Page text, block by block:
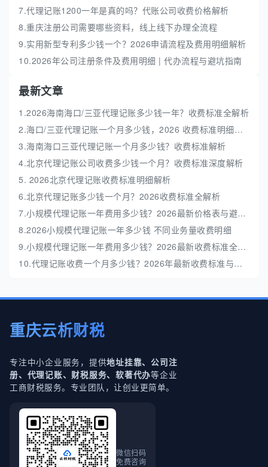
7.代理记账1200一年是真的吗？代账公司收费价格解析
8.重庆注册公司需要哪些资料，线上线下办理全流程
9.实用新型专利多少钱一个？2026申请流程及费用明细解析
10.2026年公司注册条件及费用明细 | 代办流程与避坑指南
最新文章
1.2026海南海口/三亚代理记账多少钱一年？收费标准全解析
2.海口/三亚代理记账一个月多少钱，2026 收费标准明细解析
3.海南海口三亚代理记账一个月多少钱？收费标准解析
4.北京代理记账公司收费多少钱一个月？收费标准深度解析
5. 2026北京代理记账收费标准明细解析
6.北京代理记账多少钱一个月？2026收费标准全解析
7.小规模代理记账一年费用多少钱？2026最新价格表与避坑指南
8.2026小规模代理记账一年多少钱 不同业务量收费明细
9.小规模代理记账一年费用多少钱？2026最新收费标准全解析
10.代理记账收费一个月多少钱？2026年最新收费标准与避坑指南
重庆云析财税
专注中小企业服务，提供地址挂靠、公司注
册、代理记账、财税服务、软著代办等企业
工商财税服务。专业团队，让创业更简单。
微信扫码
免费咨询